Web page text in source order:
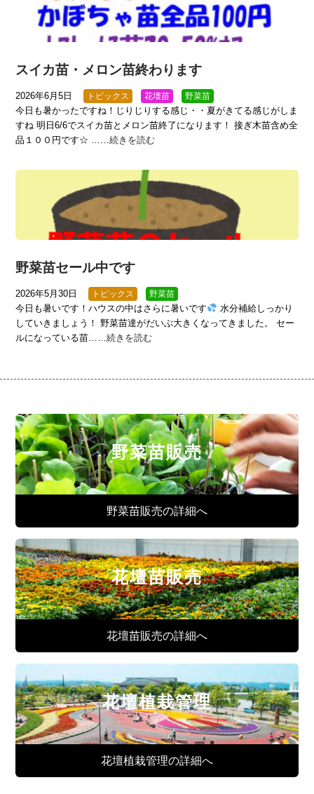
スイカ苗・メロン苗終わります
2026年6月5日 トピックス 花壇苗 野菜苗
今日も暑かったですね！じりじりする感じ・・夏がきてる感じがしま
すね 明日6/6でスイカ苗とメロン苗終了になります！ 接ぎ木苗含め全
品１００円です☆ ……続きを読む
野菜苗セール中です
2026年5月30日 トピックス 野菜苗
今日も暑いです！ハウスの中はさらに暑いです
水分補給しっかり
していきましょう！ 野菜苗達がだいぶ大きくなってきました。 セー
ルになっている苗……続きを読む
野菜苗販売
野菜苗販売の詳細へ
花壇苗販売
花壇苗販売の詳細へ
花壇植栽管理
花壇植栽管理の詳細へ